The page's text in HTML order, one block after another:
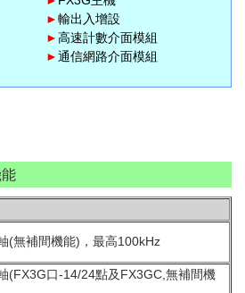
►輸出入增設
►高速計數介面模組
►通信網路介面模組
(無補間機能)，最高100kHz
(FX3G口-14/24點及FX3GC,無補間機